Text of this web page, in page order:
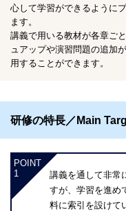
心して学習ができるように
ます。
講義で用いる教材が各章ご
ュアップや演習問題の追加
用することができます。
研修の特長／Main
POINT
1
講義を通して非常
すが、学習を進め
料に索引を設けて